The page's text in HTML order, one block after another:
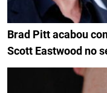
Brad Pitt acabou
Scott Eastwood no